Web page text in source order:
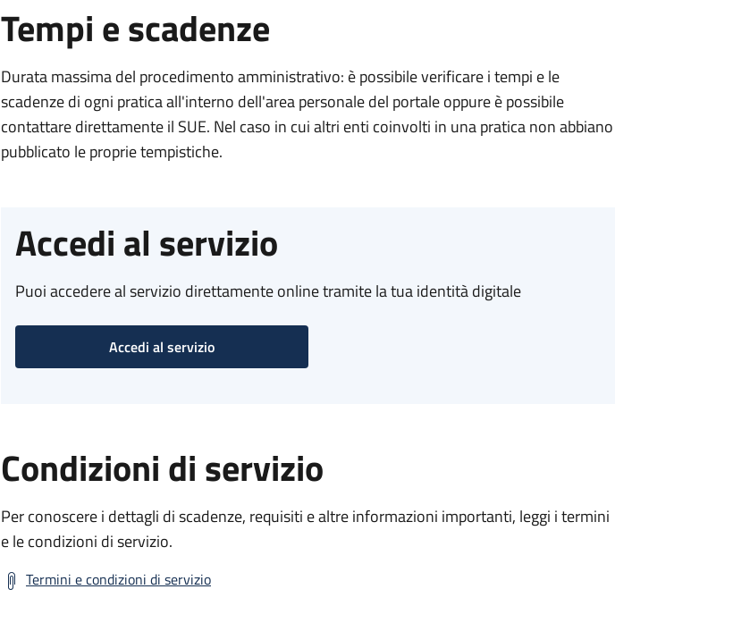
Tempi e scadenze
Durata massima del procedimento amministrativo: è possibile verificare i tempi e le
scadenze di ogni pratica all'interno dell'area personale del portale oppure è possibile
contattare direttamente il SUE. Nel caso in cui altri enti coinvolti in una pratica non abbiano
pubblicato le proprie tempistiche.
Accedi al servizio
Puoi accedere al servizio direttamente online tramite la tua identità digitale
Accedi al servizio
Condizioni di servizio
Per conoscere i dettagli di scadenze, requisiti e altre informazioni importanti, leggi i termini
e le condizioni di servizio.
Termini e condizioni di servizio